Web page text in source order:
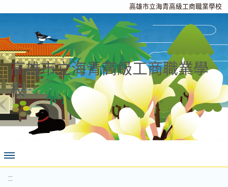
高雄市立海青高級工商職業學校
高雄市立海青高級工商職業學
校
:::